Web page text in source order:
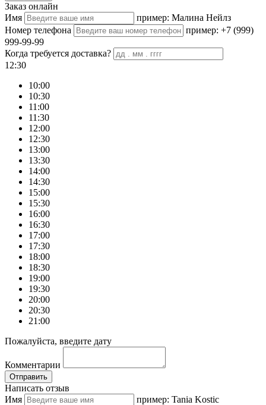
Заказ онлайн
Имя
пример: Малина Нейлз
Номер телефона
пример: +7 (999)
999-99-99
Когда требуется доставка?
12:30
10:00
10:30
11:00
11:30
12:00
12:30
13:00
13:30
14:00
14:30
15:00
15:30
16:00
16:30
17:00
17:30
18:00
18:30
19:00
19:30
20:00
20:30
21:00
Пожалуйста, введите дату
Комментарии
Отправить
Написать отзыв
Имя
пример: Tania Kostic